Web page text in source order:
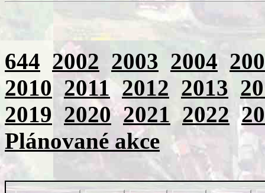
644 2002 2003 2004
2010 2011 2012 2013
2019 2020 2021 2022
Plánované akce